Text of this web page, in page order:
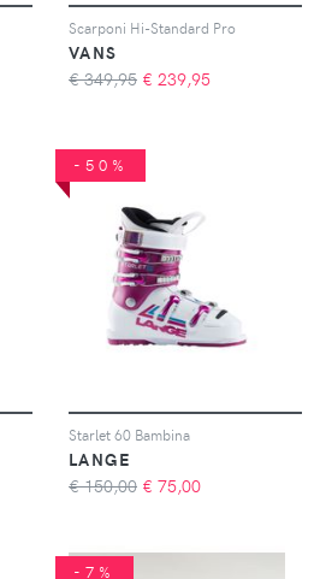
Scarponi Hi-Standard Pro
VANS
€ 349,95 € 239,95
-50%
Starlet 60 Bambina
LANGE
€ 150,00 € 75,00
-7%